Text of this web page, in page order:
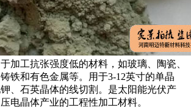
加工抗张强度低的材料，如玻璃、陶瓷、
铁和有色金属等。用于3-12英寸的单晶
、石英晶体的线切割。是太阳能光伏产
电晶体产业的工程性加工材料。